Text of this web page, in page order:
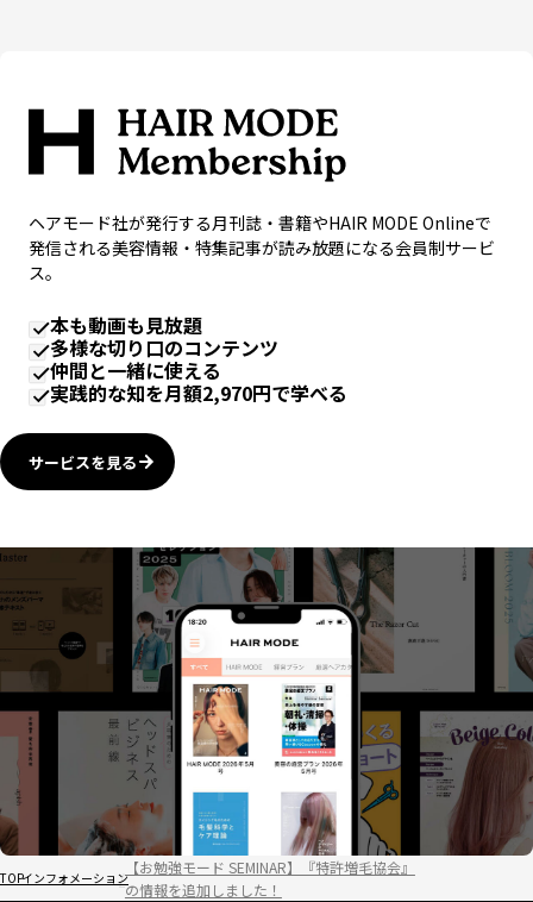
ヘアモード社が発行する月刊誌・書籍やHAIR MODE Onlineで
発信される美容情報・特集記事が読み放題になる会員制サービ
ス。
本も動画も見放題
多様な切り口のコンテンツ
仲間と一緒に使える
実践的な知を月額2,970円で学べる
サービスを見る
TOPインフォメーション
【お勉強モード SEMINAR】『特許増毛協会』
の情報を追加しました！